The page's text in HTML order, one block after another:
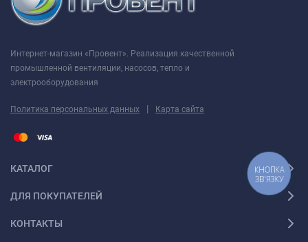
Интернет-магазин «Провент». Реализация качественной
промышленной вентиляции, насосов, тепло и
электрооборудования
Политика персональных данных | Карта сайта
КАТАЛОГ
ДЛЯ ПОКУПАТЕЛЕЙ
КОНТАКТЫ
КНОПКА
ЗВ'ЯЗКУ